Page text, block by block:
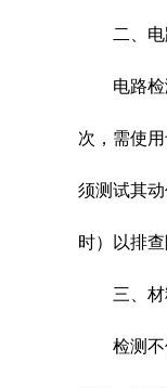
二、电路
电路检测
次，需使
须测试其
时）以排查
三、材料
检测不仅